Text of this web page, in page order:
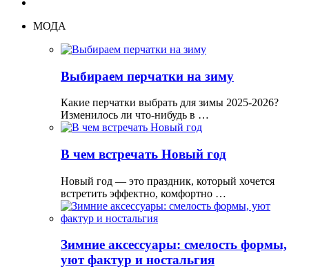
МОДА
Выбираем перчатки на зиму
Какие перчатки выбрать для зимы 2025-2026?
Изменилось ли что-нибудь в …
В чем встречать Новый год
Новый год — это праздник, который хочется
встретить эффектно, комфортно …
Зимние аксессуары: смелость формы,
уют фактур и ностальгия